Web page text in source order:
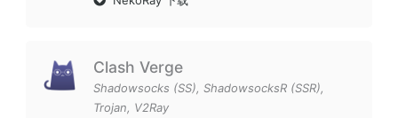
Clash Verge
Shadowsocks (SS), ShadowsocksR (SSR),
Trojan, V2Ray